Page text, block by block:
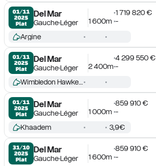
01/11
2025
Plat
Del Mar
GaucheLéger
1 719 820 €
1 600m -
Argine
01/11
2025
Plat
Del Mar
GaucheLéger
4 299 550 €
2 400m -
Wimbledon Hawkeye
01/11
2025
Plat
Del Mar
GaucheLéger
859 910 €
1 000m -
Khaadem 3,9€
31/10
2025
Plat
Del Mar
GaucheLéger
859 910 €
1 600m -